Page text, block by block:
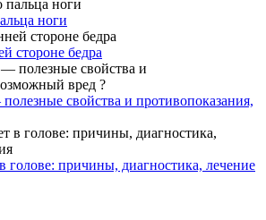
ноги
стороне бедра
свойства и противопоказания,
голове: причины, диагностика, лечение